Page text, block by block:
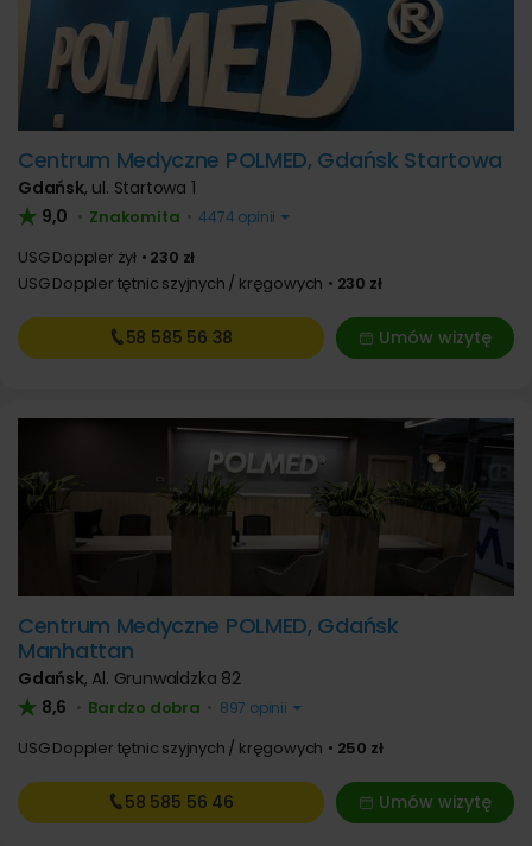
Centrum Medyczne POLMED, Gdańsk Startowa
Gdańsk, ul. Startowa 1
9,0 • Znakomita • 4474 opinii
USG Doppler żył
230 zł
USG Doppler tętnic szyjnych / kręgowych
230 zł
Umów wizytę
58 585 56 38
Centrum Medyczne POLMED, Gdańsk
Manhattan
Gdańsk, Al. Grunwaldzka 82
8,6 • Bardzo dobra • 897 opinii
USG Doppler tętnic szyjnych / kręgowych 250 zł
Umów wizytę
58 585 56 46